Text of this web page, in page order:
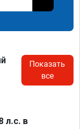
Показать
все
л.с. в